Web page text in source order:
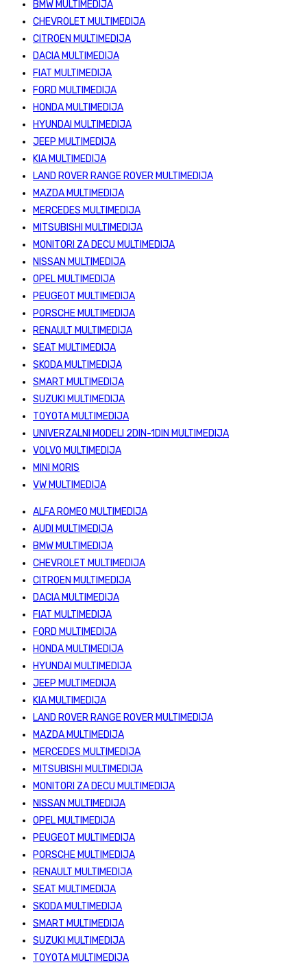
BMW MULTIMEDIJA
CHEVROLET MULTIMEDIJA
CITROEN MULTIMEDIJA
DACIA MULTIMEDIJA
FIAT MULTIMEDIJA
FORD MULTIMEDIJA
HONDA MULTIMEDIJA
HYUNDAI MULTIMEDIJA
JEEP MULTIMEDIJA
KIA MULTIMEDIJA
LAND ROVER RANGE ROVER MULTIMEDIJA
MAZDA MULTIMEDIJA
MERCEDES MULTIMEDIJA
MITSUBISHI MULTIMEDIJA
MONITORI ZA DECU MULTIMEDIJA
NISSAN MULTIMEDIJA
OPEL MULTIMEDIJA
PEUGEOT MULTIMEDIJA
PORSCHE MULTIMEDIJA
RENAULT MULTIMEDIJA
SEAT MULTIMEDIJA
SKODA MULTIMEDIJA
SMART MULTIMEDIJA
SUZUKI MULTIMEDIJA
TOYOTA MULTIMEDIJA
UNIVERZALNI MODELI 2DIN-1DIN MULTIMEDIJA
VOLVO MULTIMEDIJA
MINI MORIS
VW MULTIMEDIJA
ALFA ROMEO MULTIMEDIJA
AUDI MULTIMEDIJA
BMW MULTIMEDIJA
CHEVROLET MULTIMEDIJA
CITROEN MULTIMEDIJA
DACIA MULTIMEDIJA
FIAT MULTIMEDIJA
FORD MULTIMEDIJA
HONDA MULTIMEDIJA
HYUNDAI MULTIMEDIJA
JEEP MULTIMEDIJA
KIA MULTIMEDIJA
LAND ROVER RANGE ROVER MULTIMEDIJA
MAZDA MULTIMEDIJA
MERCEDES MULTIMEDIJA
MITSUBISHI MULTIMEDIJA
MONITORI ZA DECU MULTIMEDIJA
NISSAN MULTIMEDIJA
OPEL MULTIMEDIJA
PEUGEOT MULTIMEDIJA
PORSCHE MULTIMEDIJA
RENAULT MULTIMEDIJA
SEAT MULTIMEDIJA
SKODA MULTIMEDIJA
SMART MULTIMEDIJA
SUZUKI MULTIMEDIJA
TOYOTA MULTIMEDIJA